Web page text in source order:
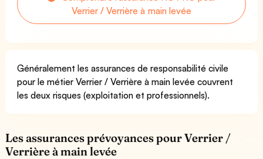
Verrier / Verrière à main levée
Généralement les assurances de responsabilité civile
pour le métier Verrier / Verrière à main levée couvrent
les deux risques (exploitation et professionnels).
Les assurances prévoyances pour Verrier /
Verrière à main levée